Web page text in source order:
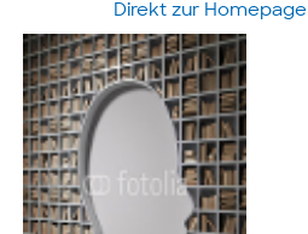
Direkt zur Homepage